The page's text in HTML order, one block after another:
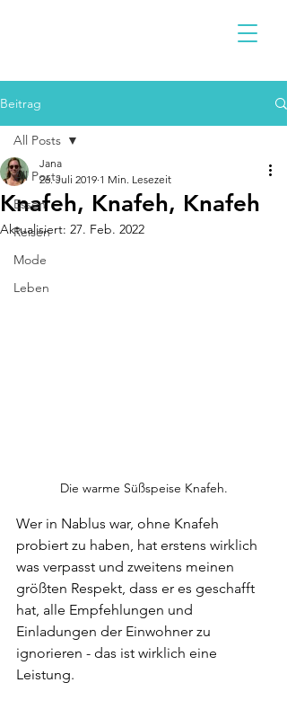
Beitrag
All Posts
Essen
Reisen
Mode
Leben
All Posts
Knafeh, Knafeh, Knafeh
Jana
26. Juli 2019 1 Min. Lesezeit
Aktualisiert: 27. Feb. 2022
Die warme Süßspeise Knafeh.
Wer in Nablus war, ohne Knafeh
probiert zu haben, hat erstens wirklich
was verpasst und zweitens meinen
größten Respekt, dass er es geschafft
hat, alle Empfehlungen und
Einladungen der Einwohner zu
ignorieren - das ist wirklich eine
Leistung.